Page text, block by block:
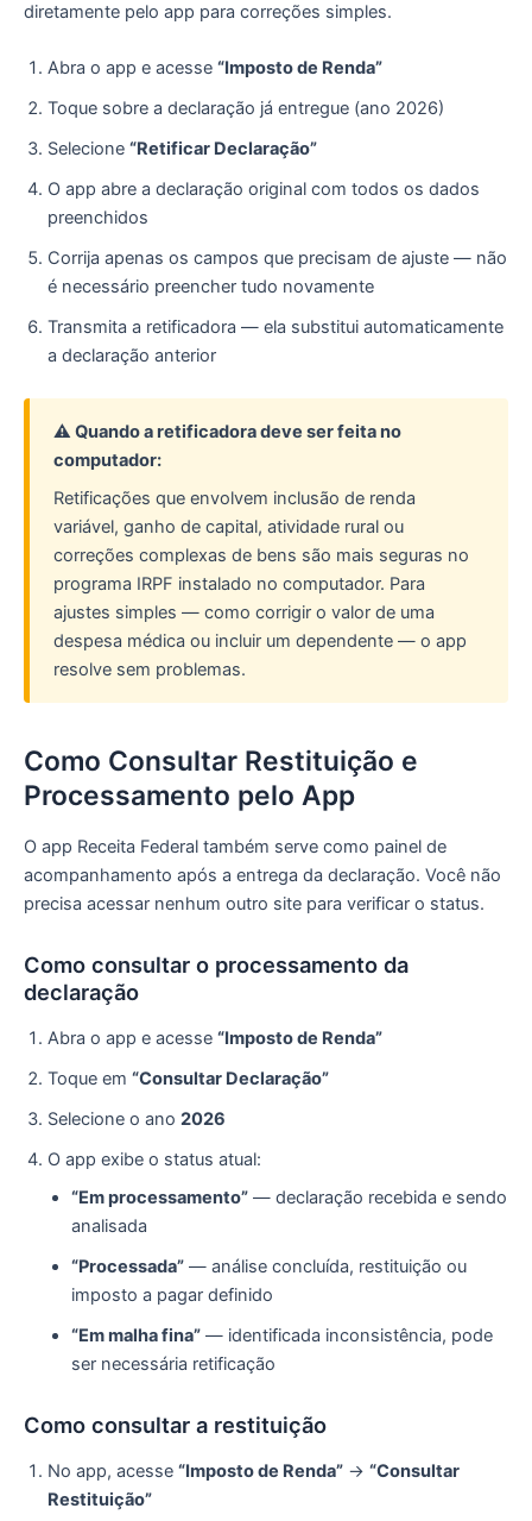
diretamente pelo app para correções simples.
Abra o app e acesse “Imposto de Renda”
Toque sobre a declaração já entregue (ano 2026)
Selecione “Retificar Declaração”
O app abre a declaração original com todos os dados
preenchidos
Corrija apenas os campos que precisam de ajuste — não
é necessário preencher tudo novamente
Transmita a retificadora — ela substitui automaticamente
a declaração anterior
⚠️ Quando a retificadora deve ser feita no
computador:
Retificações que envolvem inclusão de renda
variável, ganho de capital, atividade rural ou
correções complexas de bens são mais seguras no
programa IRPF instalado no computador. Para
ajustes simples — como corrigir o valor de uma
despesa médica ou incluir um dependente — o app
resolve sem problemas.
Como Consultar Restituição e
Processamento pelo App
O app Receita Federal também serve como painel de
acompanhamento após a entrega da declaração. Você não
precisa acessar nenhum outro site para verificar o status.
Como consultar o processamento da
declaração
Abra o app e acesse “Imposto de Renda”
Toque em “Consultar Declaração”
Selecione o ano 2026
O app exibe o status atual:
“Em processamento” — declaração recebida e sendo
analisada
“Processada” — análise concluída, restituição ou
imposto a pagar definido
“Em malha fina” — identificada inconsistência, pode
ser necessária retificação
Como consultar a restituição
No app, acesse “Imposto de Renda” → “Consultar
Restituição”